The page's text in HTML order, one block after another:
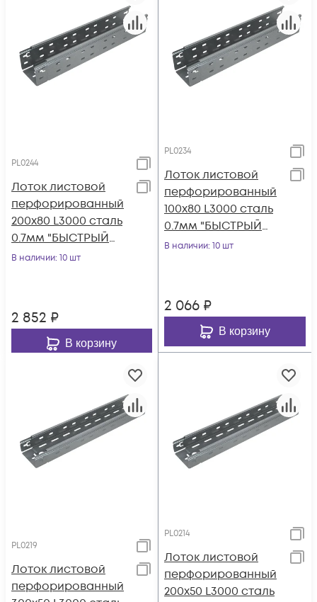
PL0244
Лоток листовой
перфорированный
200х80 L3000 сталь
0.7мм "БЫСТРЫЙ
МОНТАЖ ПЛЮС"
В наличии: 10 шт
2 852 ₽
В корзину
PL0234
Лоток листовой
перфорированный
100х80 L3000 сталь
0.7мм "БЫСТРЫЙ
МОНТАЖ ПЛЮС"
В наличии: 10 шт
2 066 ₽
В корзину
PL0219
Лоток листовой
перфорированный
PL0214
Лоток листовой
перфорированный
200х50 L3000 сталь